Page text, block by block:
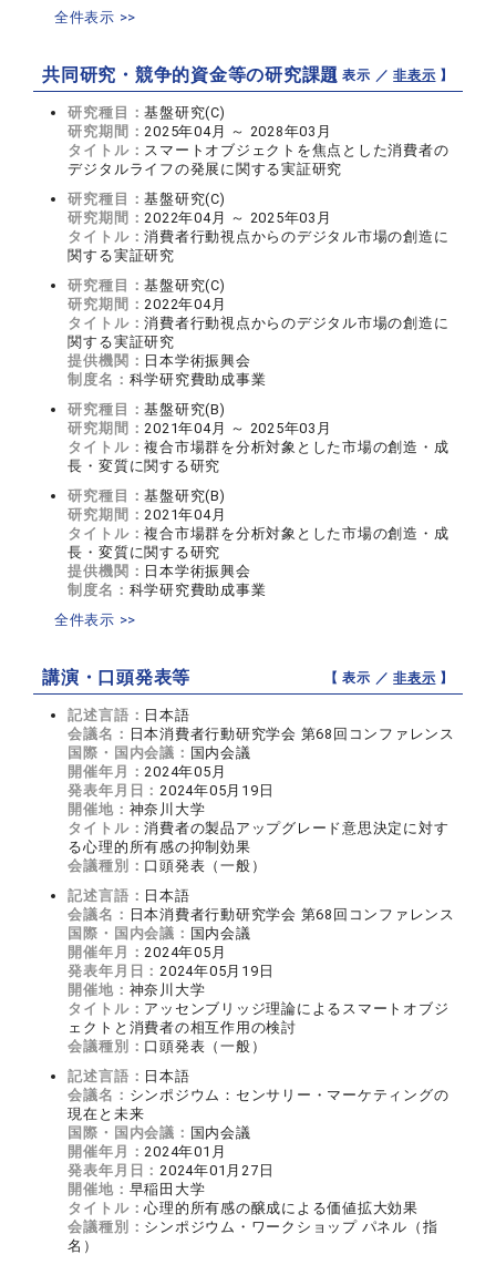
全件表示 >>
共同研究・競争的資金等の研究課題【 表示 ／非表示 】
研究種目：基盤研究(C)
研究期間： 2025年04月 ～ 2028年03月
タイトル： スマートオブジェクトを焦点とした消費者の
デジタルライフの発展に関する実証研究
研究種目：基盤研究(C)
研究期間： 2022年04月 ～ 2025年03月
タイトル：消費者行動視点からのデジタル市場の創造に
関する実証研究
研究種目：基盤研究(C)
研究期間： 2022年04月
タイトル：消費者行動視点からのデジタル市場の創造に
関する実証研究
提供機関： 日本学術振興会
制度名： 科学研究費助成事業
研究種目：基盤研究(B)
研究期間： 2021年04月 ～ 2025年03月
タイトル：複合市場群を分析対象とした市場の創造・成
長・変質に関する研究
研究種目：基盤研究(B)
研究期間： 2021年04月
タイトル：複合市場群を分析対象とした市場の創造・成
長・変質に関する研究
提供機関： 日本学術振興会
制度名： 科学研究費助成事業
全件表示 >>
講演・口頭発表等 【 表示 ／非表示 】
記述言語： 日本語
会議名： 日本消費者行動研究学会 第68回コンファレンス
国際・国内会議： 国内会議
開催年月： 2024年05月
発表年月日： 2024年05月19日
開催地： 神奈川大学
タイトル：消費者の製品アップグレード意思決定に対す
る心理的所有感の抑制効果
会議種別： 口頭発表（一般）
記述言語： 日本語
会議名： 日本消費者行動研究学会 第68回コンファレンス
国際・国内会議： 国内会議
開催年月： 2024年05月
発表年月日： 2024年05月19日
開催地： 神奈川大学
タイトル： アッセンブリッジ理論によるスマートオブジ
ェクトと消費者の相互作用の検討
会議種別： 口頭発表（一般）
記述言語： 日本語
会議名： シンポジウム：センサリー・マーケティングの
現在と未来
国際・国内会議： 国内会議
開催年月： 2024年01月
発表年月日： 2024年01月27日
開催地： 早稲田大学
タイトル：心理的所有感の醸成による価値拡大効果
会議種別： シンポジウム・ワークショップ パネル（指
名）